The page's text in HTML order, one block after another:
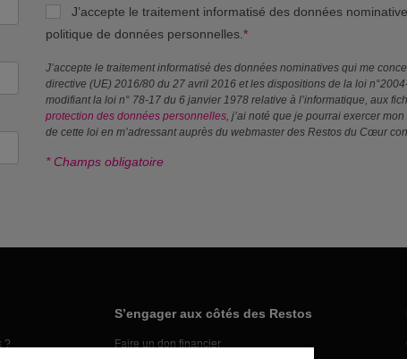
J’accepte le traitement informatisé des données
politique de données personnelles.*
J’accepte le traitement informatisé des données nominatives qui me
directive (UE) 2016/80 du 27 avril 2016 et les dispositions de la loi
modifiant la loi n° 78-17 du 6 janvier 1978 relative à l’informatique, aux
protection des données personnelles, j’ai noté que je pourrai exercer
de cette loi en m’adressant auprès du webmaster des Restos du Cœur
* Champs obligatoire
?
S’engager aux côtés des Restos
Faire un don financier